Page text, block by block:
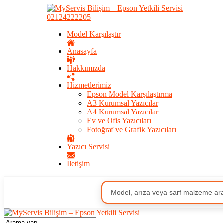
02124222205
Model Karşılaştır
Anasayfa
Hakkımızda
Hizmetlerimiz
Epson Model Karşılaştırma
A3 Kurumsal Yazıcılar
A4 Kurumsal Yazıcılar
Ev ve Ofis Yazıcıları
Fotoğraf ve Grafik Yazıcıları
Yazıcı Servisi
İletişim